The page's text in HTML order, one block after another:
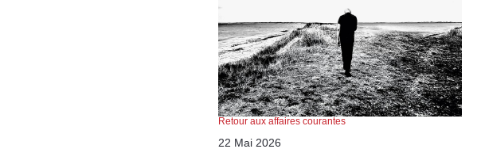
Retour aux affaires courantes
22 Mai 2026